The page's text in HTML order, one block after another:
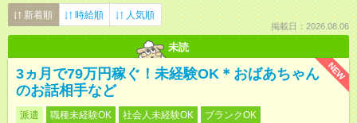
新着順 時給順 人気順
掲載日：2026.08.06
未読
NEW
3ヵ月で79万円稼ぐ！未経験OK＊おばあちゃん
のお話相手など
派遣 職種未経験OK 社会人未経験OK
ブランクOK